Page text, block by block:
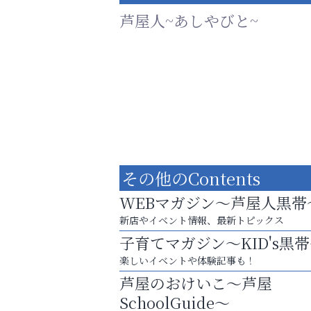
芦屋人~あしやびと~
芦屋・西宮・神戸の新店舗PRやリニューア
知などお気軽にご相談ください。
おそうじ本舗芦屋東
その他のContents
WEBマガジン～芦屋人黒帯
新店やイベント情報、最新トピックス
子育てマガジン～KID's黒
楽しいイベントや体験記事も！
芦屋のおけいこ～芦屋
SchoolGuide～